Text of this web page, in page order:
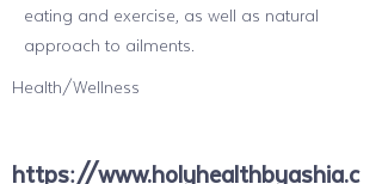
eating and exercise, as well as natural
approach to ailments.
Health/Wellness
https://www.holyhealthbyashia.c